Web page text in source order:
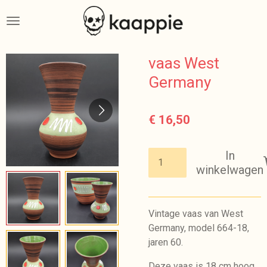
direct
de
hoofdinhoud
vaas West
Germany
€ 16,50
In
winkelwagen
Vintage vaas van West
Germany, model 664-18,
jaren 60.